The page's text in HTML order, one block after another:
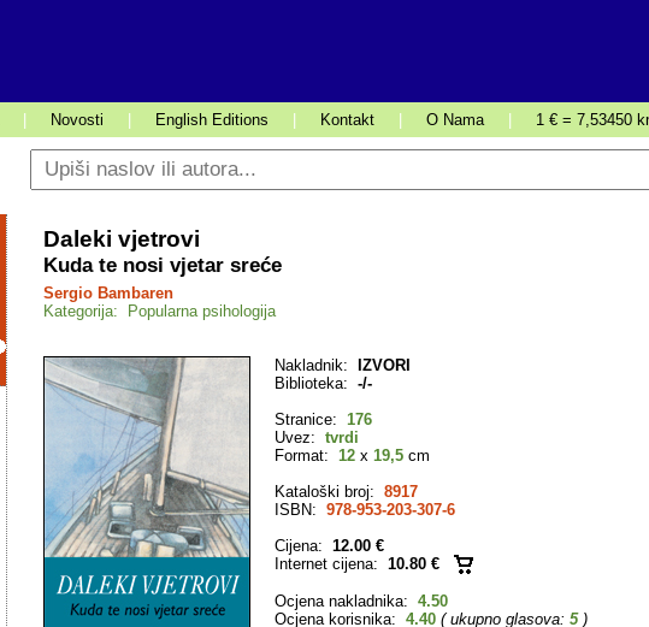
Novosti English Editions Kontakt O Nama 1 € = 7,53450
Daleki vjetrovi
Kuda te nosi vjetar sreće
Sergio Bambaren
Kategorija: Popularna psihologija
Nakladnik:
IZVORI
Biblioteka: -/-
Stranice: 176
Uvez: tvrdi
Format: 12 x 19,5 cm
Kataloški broj: 8917
ISBN: 978-953-203-307-6
Cijena: 12.00 €
Internet cijena: 10.80 €
Ocjena nakladnika: 4.50
Ocjena korisnika: 4.40 ( ukupno glasova: 5)